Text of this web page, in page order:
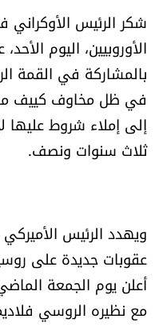
كتّابنا
تحت المجهر
آراء
اقتصاد
الصحافة الإسرائيلية
ثقافة وفنون
شكر الرئيس الأوكراني
الأوروبيين، اليوم
بالمشاركة في القمة
في ظل مخاوف كييف
إلى إملاء شروط عليها
ثلاث سنوات ونصف.
ويهدد الرئيس
عقوبات جديدة على
مع نظيره الروسي